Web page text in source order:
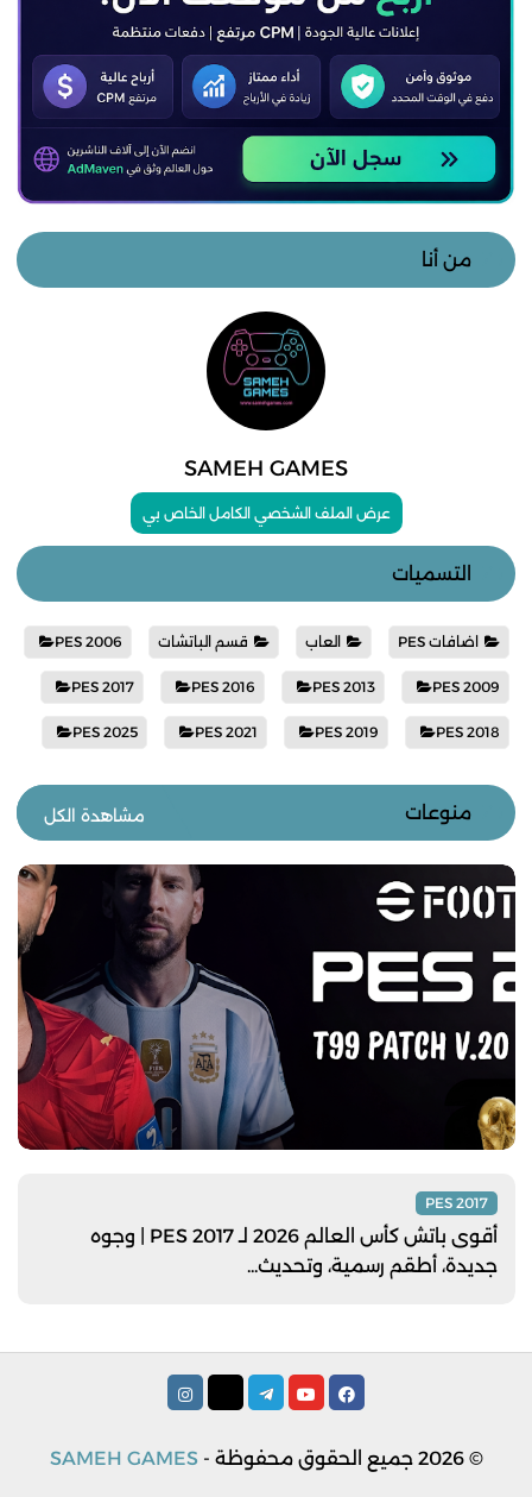
من أنا
SAMEH GAMES
عرض الملف الشخصي الكامل الخاص بي
التسميات
اضافات PES العاب قسم الباتشات PES 2006
PES 2009
PES 2013
PES 2016
PES 2017
PES 2018
PES 2019
PES 2021
PES 2025
مشاهدة الكل منوعات
PES 2017
أقوى باتش كأس العالم 2026 لـ PES 2017 | وجوه
جديدة، أطقم رسمية، وتحديث...
© 2026 جميع الحقوق محفوظة -SAMEH GAMES